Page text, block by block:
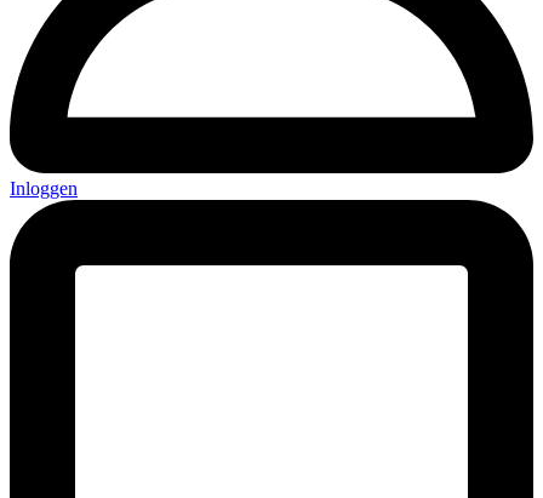
Inloggen